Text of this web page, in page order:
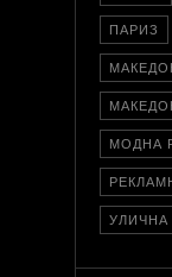
ПАРИЗ
МОДНА